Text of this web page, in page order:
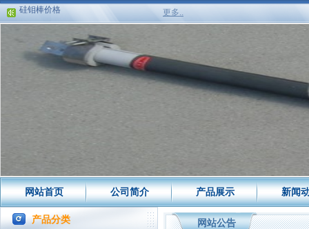
5月30日硅钼棒价格
5月31日硅钼棒价格
6月1日硅钼棒价格
6月4日硅钼棒行情
原材料钼粉突破32万，硅钼棒价格...
2018年废硅钼棒价格
6月19日硅钼棒价格
硅钼棒涨价通知
1900型硅钼棒
硅碳棒代理商
更多..
网站首页 公司简介 产品展示 新闻
产品分类 网站公告